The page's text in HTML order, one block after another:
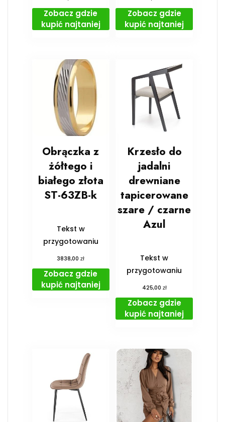
Zobacz gdzie
kupić najtaniej
Zobacz gdzie
kupić najtaniej
Obrączka z
żółtego i
białego złota
ST-63ZB-k
Tekst w
przygotowaniu
3838,00zł
Zobacz gdzie
kupić najtaniej
Krzesło do
jadalni
drewniane
tapicerowane
szare / czarne
Azul
Tekst w
przygotowaniu
425,00 zł
Zobacz gdzie
kupić najtaniej